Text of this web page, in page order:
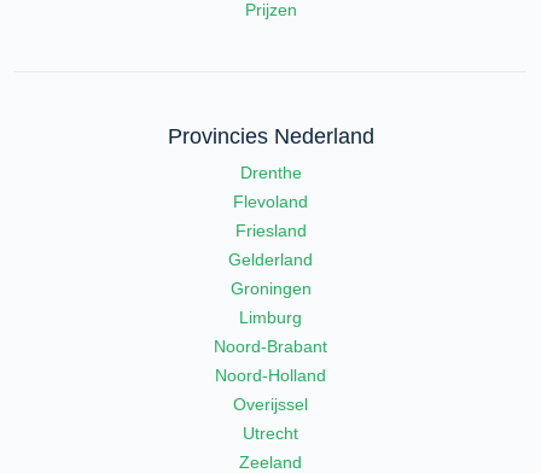
Prijzen
Provincies Nederland
Drenthe
Flevoland
Friesland
Gelderland
Groningen
Limburg
Noord-Brabant
Noord-Holland
Overijssel
Utrecht
Zeeland